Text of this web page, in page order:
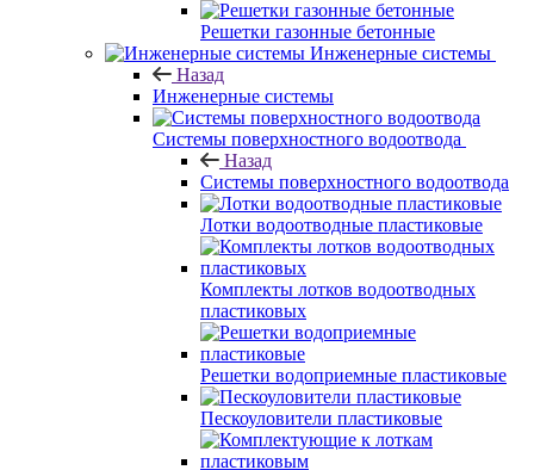
Решетки газонные бетонные
Инженерные системы
Назад
Инженерные системы
Системы поверхностного водоотвода
Назад
Системы поверхностного водоотвода
Лотки водоотводные пластиковые
Комплекты лотков водоотводных
пластиковых
Решетки водоприемные пластиковые
Пескоуловители пластиковые